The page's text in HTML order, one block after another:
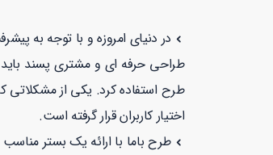
در دنیای امروزه و با توجه به
طراحی حرفه ای و مشتری پسند
طرح استفاده کرد. یکی از مشکلاتی
اختیار کاربران قرار گرفته است.
طرح باما با ارائه یک بستر